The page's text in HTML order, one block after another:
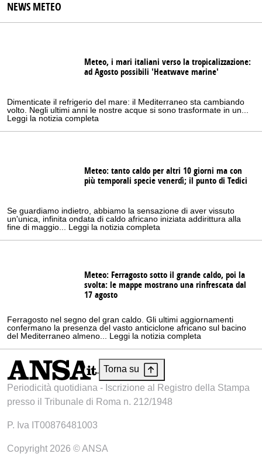
NEWS METEO
Meteo, i mari italiani verso la tropicalizzazione:
ad Agosto possibili 'Heatwave marine'
Dimenticate il refrigerio del mare: il Mediterraneo sta cambiando
volto. Negli ultimi anni le nostre acque si sono trasformate in un...
Leggi la notizia completa
Meteo: tanto caldo per altri 10 giorni ma con
più temporali specie venerdì; il punto di Tedici
Se guardiamo indietro, abbiamo la sensazione di aver vissuto
un'unica, infinita ondata di caldo africano iniziata addirittura alla
fine di maggio... Leggi la notizia completa
Meteo: Ferragosto sotto il grande caldo, poi la
svolta: le mappe mostrano una rinfrescata dal
17 agosto
Ferragosto nel segno del gran caldo. Gli ultimi aggiornamenti
confermano la presenza del vasto anticiclone africano sul bacino
del Mediterraneo almeno... Leggi la notizia completa
Torna su
Periodicità quotidiana - Iscrizione al Registro della Stampa
presso il Tribunale di Roma n. 212/1948
P. Iva IT00876481003
Copyright 2026 © ANSA